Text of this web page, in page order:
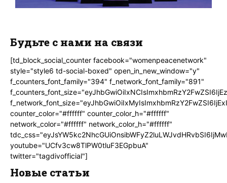
Будьте с нами на связи
[td_block_social_counter facebook="womenpeacenetwork"
style="style6 td-social-boxed" open_in_new_window="y"
f_counters_font_family="394" f_network_font_family="891"
counter_color="#ffffff" counter_color_h="#ffffff"
network_color="#ffffff" network_color_h="#ffffff"
youtube="UCfv3cw8TlPW0tluF3EGpbuA"
twitter="tagdivofficial"]
Новые статьи